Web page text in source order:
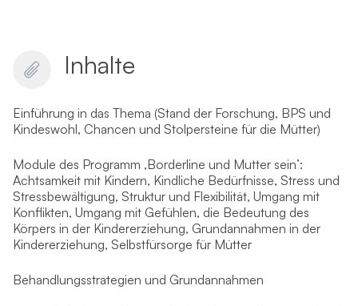
Inhalte
Einführung in das Thema (Stand der Forschung, BPS und
Kindeswohl, Chancen und Stolpersteine für die Mütter)
Module des Programm ‚Borderline und Mutter sein’:
Achtsamkeit mit Kindern, Kindliche Bedürfnisse, Stress und
Stressbewältigung, Struktur und Flexibilität, Umgang mit
Konflikten, Umgang mit Gefühlen, die Bedeutung des
Körpers in der Kindererziehung, Grundannahmen in der
Kindererziehung, Selbstfürsorge für Mütter
Behandlungsstrategien und Grundannahmen